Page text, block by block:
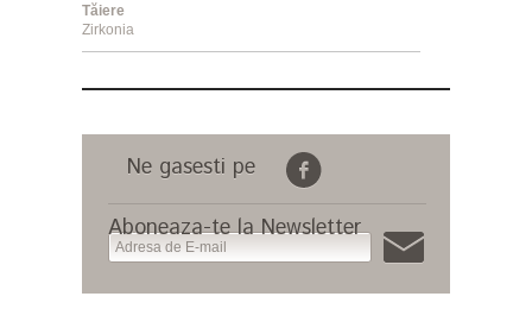
Tăiere
Zirkonia
Ne gasesti pe
Aboneaza-te la Newsletter